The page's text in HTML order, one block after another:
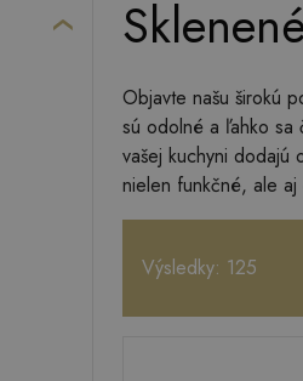
Objavte našu širokú
sú odolné a ľahko sa
vašej kuchyni dodajú
nielen funkčné, ale
Výsledky: 125